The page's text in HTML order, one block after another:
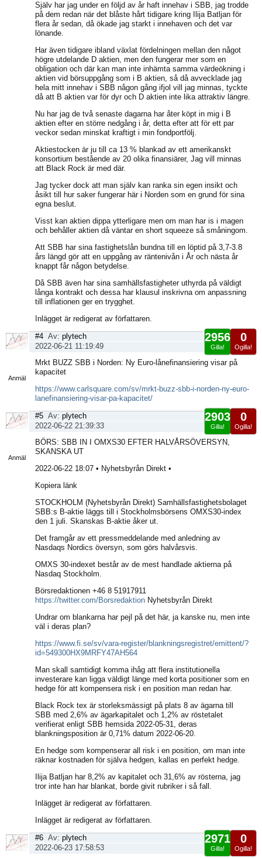
Själv har jag under en följd av år haft innehav i SBB, jag trodde
på dem redan när det blåste hårt tidigare kring Ilija Batljan för
flera år sedan, då ökade jag starkt i innehaven och det var
lönande.
Har även tidigare ibland växlat fördelningen mellan den något
högre utdelande D aktien, men den fungerar mer som en
obligation och där kan man inte inhämta samma värdeökning i
aktien vid börsuppgång som i B aktien, så då avvecklade jag
hela mitt innehav i SBB någon gång ifjol vill jag minnas, tyckte
då att B aktien var för dyr och D aktien inte lika attraktiv längre.
Nu har jag de två senaste dagarna har åter köpt in mig i B
aktien efter en större nedgång i år, detta efter att för ett par
veckor sedan minskat kraftigt i min fondportfölj.
Aktiestocken är ju till ca 13 % blankad av ett amerikanskt
konsortium bestående av 20 olika finansiärer, Jag vill minnas
att Black Rock är med där.
Jag tycker dock att man själv kan ranka sin egen insikt och
åsikt till hur saker fungerar här i Norden som en grund för sina
egna beslut.
Visst kan aktien dippa ytterligare men om man har is i magen
och behåller aktien då väntar en short squeeze så småningom.
Att SBB har sina fastighetslån bundna till en löptid på 3,7-3.8
års längd gör att en uppgång av räntenivån i År och nästa år
knappt får någon betydelse.
Då SBB även har sina samhällsfastigheter uthyrda på väldigt
långa kontrakt och dessa har klausul inskrivna om anpassning
till inflationen ger en trygghet.
Inlägget är redigerat av författaren.
Anmäl
0
Ogilla!
2956
Gilla!
#4 Av: plytech
2022-06-21 11:19:49
Mrkt BUZZ SBB i Norden: Ny Euro-lånefinansiering visar på
kapacitet
https://www.carlsquare.com/sv/mrkt-buzz-sbb-i-norden-ny-euro-
lanefinansiering-visar-pa-kapacitet/
Anmäl
0
Ogilla!
2903
Gilla!
#5 Av: plytech
2022-06-22 21:39:33
BÖRS: SBB IN I OMXS30 EFTER HALVÅRSÖVERSYN,
SKANSKA UT
2022-06-22 18:07 • Nyhetsbyrån Direkt •
Kopiera länk
STOCKHOLM (Nyhetsbyrån Direkt) Samhällsfastighetsbolaget
SBB:s B-aktie läggs till i Stockholmsbörsens OMXS30-index
den 1 juli. Skanskas B-aktie åker ut.
Det framgår av ett pressmeddelande med anledning av
Nasdaqs Nordics översyn, som görs halvårsvis.
OMXS 30-indexet består av de mest handlade aktierna på
Nasdaq Stockholm.
Börsredaktionen +46 8 51917911
https://twitter.com/Borsredaktion Nyhetsbyrån Direkt
Undrar om blankarna har pejl på det här, ja kanske nu, men inte
väl i deras plan?
https://www.fi.se/sv/vara-register/blankningsregistret/emittent/?
id=549300HX9MRFY47AH564
Man skall samtidigt komma ihåg att flera institutionella
investerare kan ligga väldigt länge med korta positioner som en
hedge för att kompensera risk i en position man redan har.
Black Rock tex är storleksmässigt på plats 8 av ägarna till
SBB med 2,6% av ägarkapitalet och 1,2% av röstetalet
verifierat enligt SBB hemsida 2022-05-31, deras
blankningsposition är 0,71% datum 2022-06-20.
En hedge som kompenserar all risk i en position, om man inte
räknar kostnaden för själva hedgen, kallas en perfekt hedge.
Ilija Batljan har 8,2% av kapitalet och 31,6% av rösterna, jag
tror inte han har blankat, borde givit rubriker i så fall.
Inlägget är redigerat av författaren.
Inlägget är redigerat av författaren.
0
Ogilla!
2971
Gilla!
#6 Av: plytech
2022-06-23 17:58:53